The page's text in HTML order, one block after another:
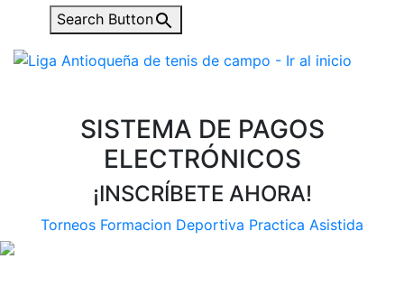
Search Button
SISTEMA DE PAGOS
ELECTRÓNICOS
¡INSCRÍBETE AHORA!
Torneos Formacion Deportiva Practica Asistida